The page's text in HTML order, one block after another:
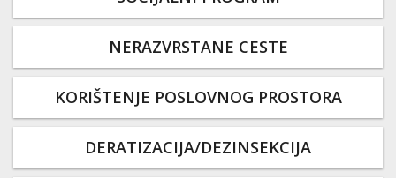
NERAZVRSTANE CESTE
KORIŠTENJE POSLOVNOG PROSTORA
DERATIZACIJA/DEZINSEKCIJA